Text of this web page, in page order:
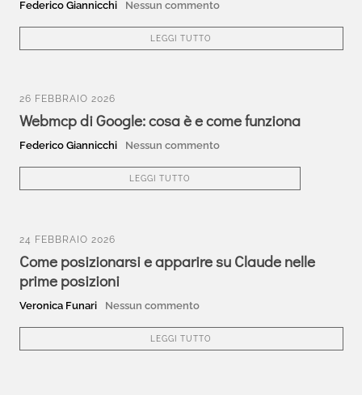
Federico Giannicchi Nessun commento
LEGGI TUTTO
26 FEBBRAIO 2026
Webmcp di Google: cosa è e come funziona
Federico Giannicchi Nessun commento
LEGGI TUTTO
24 FEBBRAIO 2026
Come posizionarsi e apparire su Claude nelle
prime posizioni
Veronica Funari Nessun commento
LEGGI TUTTO